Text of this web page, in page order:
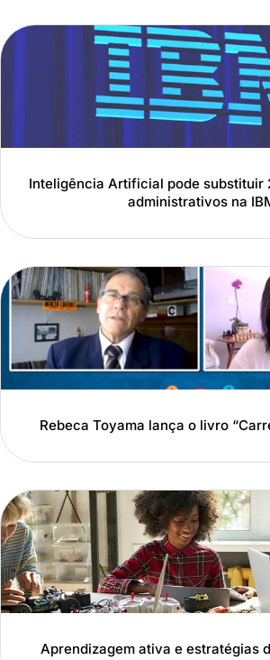
Inteligência Artificial pode substituir
administrativos na
Rebeca Toyama lança o livro
Aprendizagem ativa e estratégias